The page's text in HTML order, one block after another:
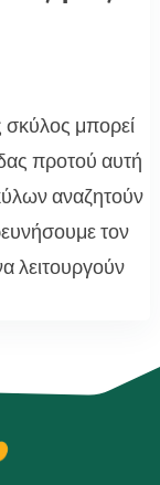
σκύλος μπορεί
προτού αυτή
αναζητούν
τον
λειτουργούν